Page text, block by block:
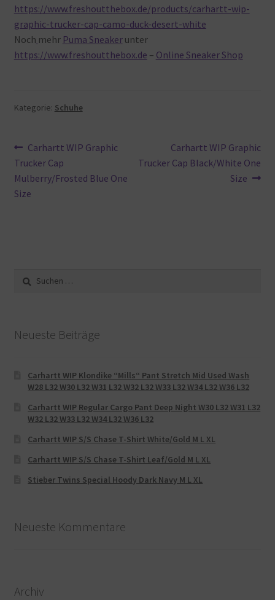
https://www.freshoutthebox.de/products/carhartt-wip-
graphic-trucker-cap-camo-duck-desert-white
Noch mehr Puma Sneakerunter
https://www.freshoutthebox.de – Online Sneaker Shop
Kategorie: Schuhe
Beitragsnavigation
Vorheriger
Beitrag:
Carhartt WIP Graphic
Trucker Cap
Mulberry/Frosted Blue One
Size
Nächster
Beitrag:
Carhartt WIP Graphic
Trucker Cap Black/White One
Size
Suche
nach:
Neueste Beiträge
Carhartt WIP Klondike “Mills“ Pant Stretch Mid Used Wash
W28 L32 W30 L32 W31 L32 W32 L32 W33 L32 W34 L32 W36 L32
Carhartt WIP Regular Cargo Pant Deep Night W30 L32 W31 L32
W32 L32 W33 L32 W34 L32 W36 L32
Carhartt WIP S/S Chase T-Shirt White/Gold M L XL
Carhartt WIP S/S Chase T-Shirt Leaf/Gold M L XL
Stieber Twins Special Hoody Dark Navy M L XL
Neueste Kommentare
Archiv